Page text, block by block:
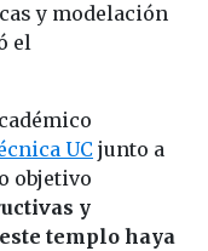
y modelación
el
UC junto a
objetivo
y
templo haya